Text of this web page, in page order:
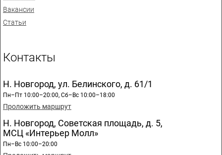
Вакансии
Статьи
Контакты
Н. Новгород, ул. Белинского, д. 61/1
Пн–Пт 10:00–20:00, Сб–Вс 10:00–18:00
Проложить маршрут
Н. Новгород, Советская площадь, д. 5,
МСЦ «Интерьер Молл»
Пн–Вс 10:00–20:00